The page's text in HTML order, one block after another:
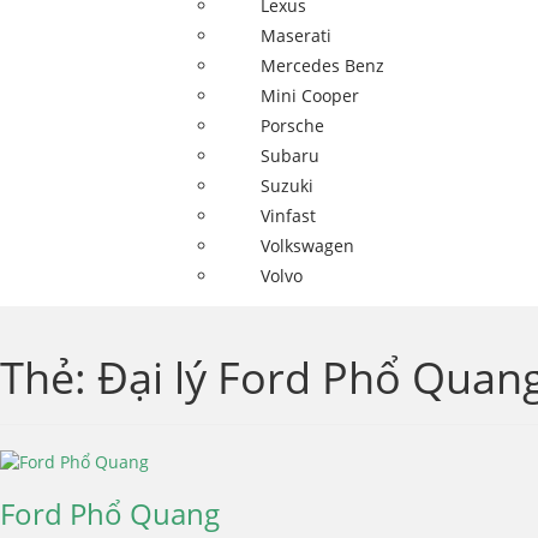
Lexus
Maserati
Mercedes Benz
Mini Cooper
Porsche
Subaru
Suzuki
Vinfast
Volkswagen
Volvo
Thẻ: Đại lý Ford Phổ
Ford Phổ Quang